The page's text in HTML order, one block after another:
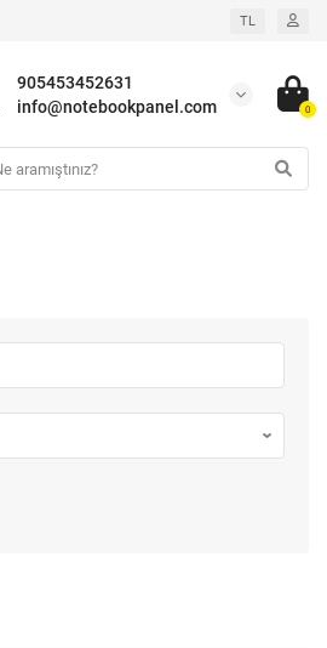
TL
905453452631
info@notebookpanel.com
0